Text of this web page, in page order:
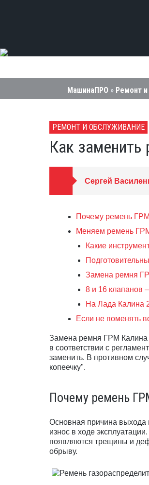
МашинаПРО » Ремонт
РЕМОНТ И ОБСЛУЖИВАНИЕ
Как
Сергей
Почему ремень
Меняем ремень
Какие
Замена ремня
8 и 16 клапанов
На Лада Калина
Если не поменять
Замена ремня ГРМ Калина
в соответствии с
заменить. В противном
копеечку".
Почему ремень
Основная причина выхода
износ в ходе
появляются трещины и
обрыву.